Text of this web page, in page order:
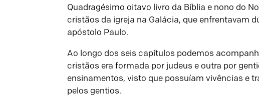
Quadragésimo oitavo livro da Bíblia e nono do
cristãos da igreja na Galácia, que enfrentavam
apóstolo Paulo.
Ao longo dos seis capítulos podemos
cristãos era formada por judeus e outra por
ensinamentos, visto que possuíam vivências e
pelos gentios.